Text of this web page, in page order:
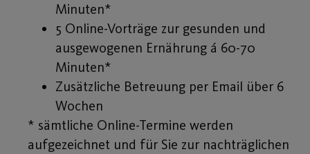
Minuten*
5 Online-Vorträge zur gesunden und
ausgewogenen Ernährung á 60-70
Minuten*
Zusätzliche Betreuung per Email über 6
Wochen
* sämtliche Online-Termine werden
aufgezeichnet und für Sie zur nachträglichen